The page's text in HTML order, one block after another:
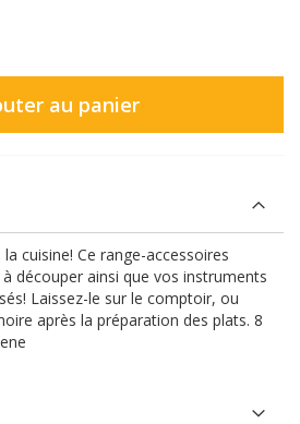
au panier
la cuisine! Ce range-accessoires
découper ainsi que vos instruments
Laissez-le sur le comptoir, ou
après la préparation des plats. 8